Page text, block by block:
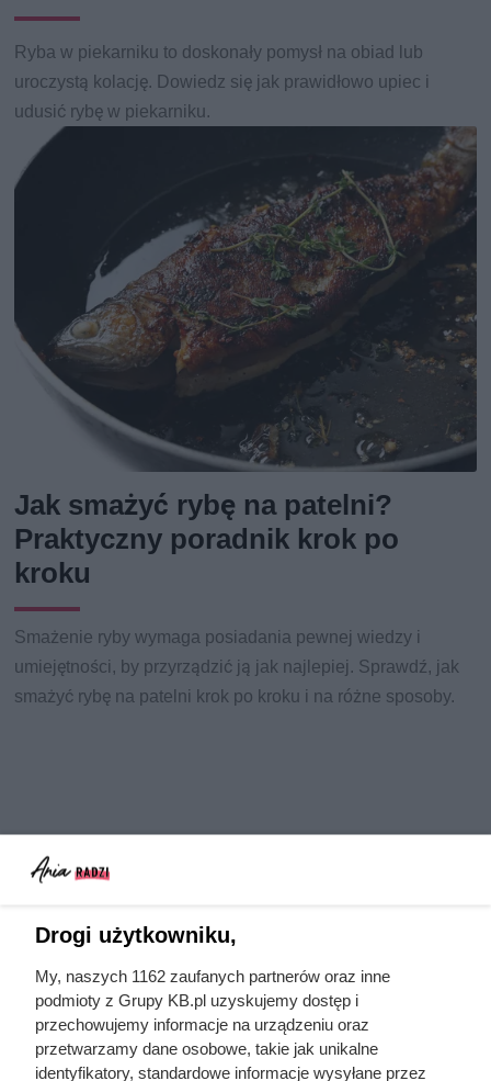
Ryba w piekarniku to doskonały pomysł na obiad lub
uroczystą kolację. Dowiedz się jak prawidłowo upiec i
udusić rybę w piekarniku.
Jak smażyć rybę na patelni?
Praktyczny poradnik krok po
kroku
Smażenie ryby wymaga posiadania pewnej wiedzy i
umiejętności, by przyrządzić ją jak najlepiej. Sprawdź, jak
smażyć rybę na patelni krok po kroku i na różne sposoby.
Drogi użytkowniku,
My, naszych 1162 zaufanych partnerów oraz inne
podmioty z Grupy KB.pl uzyskujemy dostęp i
przechowujemy informacje na urządzeniu oraz
przetwarzamy dane osobowe, takie jak unikalne
identyfikatory, standardowe informacje wysyłane przez